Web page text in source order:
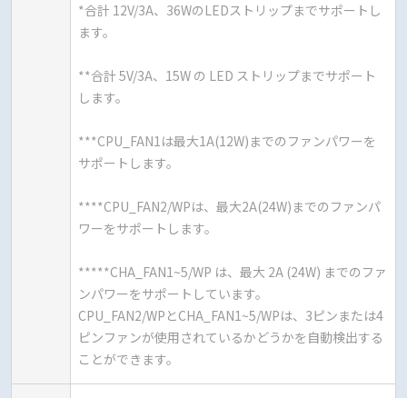
*合計 12V/3A、36WのLEDストリップまでサポートし
ます。
**合計 5V/3A、15W の LED ストリップまでサポート
します。
***CPU_FAN1は最大1A(12W)までのファンパワーを
サポートします。
****CPU_FAN2/WPは、最大2A(24W)までのファンパ
ワーをサポートします。
*****CHA_FAN1~5/WP は、最大 2A (24W) までのファ
ンパワーをサポートしています。
CPU_FAN2/WPとCHA_FAN1~5/WPは、3ピンまたは4
ピンファンが使用されているかどうかを自動検出する
ことができます。